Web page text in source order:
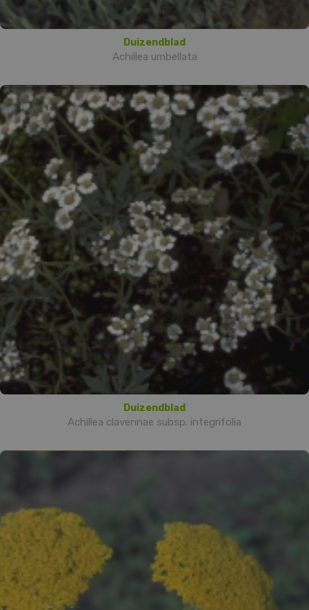
Duizendblad
Achillea umbellata
Duizendblad
Achillea clavennae subsp. integrifolia